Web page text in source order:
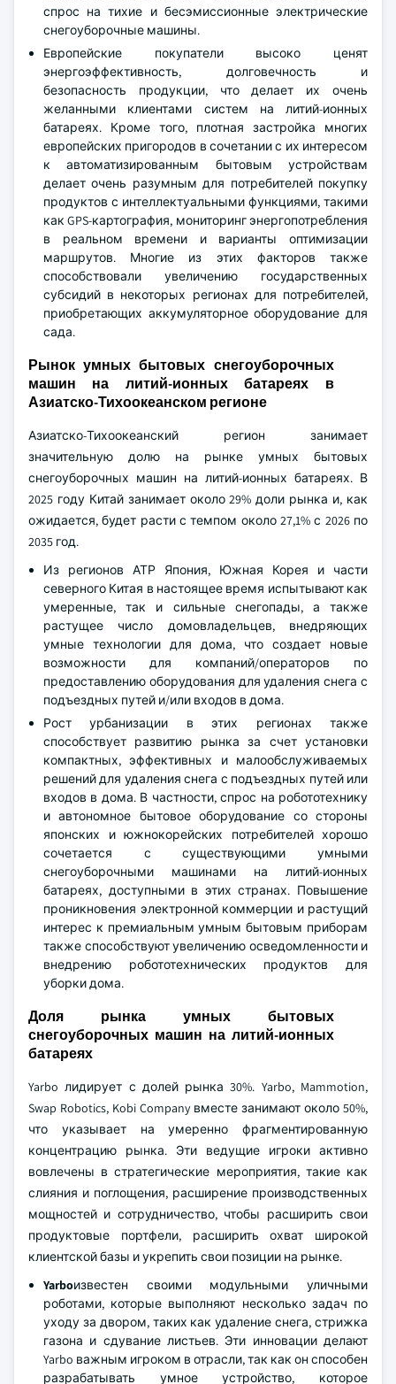
спрос на тихие и бесэмиссионные электрические
снегоуборочные машины.
Европейские покупатели высоко ценят
энергоэффективность, долговечность и
безопасность продукции, что делает их очень
желанными клиентами систем на литий-ионных
батареях. Кроме того, плотная застройка многих
европейских пригородов в сочетании с их интересом
к автоматизированным бытовым устройствам
делает очень разумным для потребителей покупку
продуктов с интеллектуальными функциями, такими
как GPS-картография, мониторинг энергопотребления
в реальном времени и варианты оптимизации
маршрутов. Многие из этих факторов также
способствовали увеличению государственных
субсидий в некоторых регионах для потребителей,
приобретающих аккумуляторное оборудование для
сада.
Рынок умных бытовых снегоуборочных
машин на литий-ионных батареях в
Азиатско-Тихоокеанском регионе
Азиатско-Тихоокеанский регион занимает
значительную долю на рынке умных бытовых
снегоуборочных машин на литий-ионных батареях. В
2025 году Китай занимает около 29% доли рынка и, как
ожидается, будет расти с темпом около 27,1% с 2026 по
2035 год.
Из регионов АТР Япония, Южная Корея и части
северного Китая в настоящее время испытывают как
умеренные, так и сильные снегопады, а также
растущее число домовладельцев, внедряющих
умные технологии для дома, что создает новые
возможности для компаний/операторов по
предоставлению оборудования для удаления снега с
подъездных путей и/или входов в дома.
Рост урбанизации в этих регионах также
способствует развитию рынка за счет установки
компактных, эффективных и малообслуживаемых
решений для удаления снега с подъездных путей или
входов в дома. В частности, спрос на робототехнику
и автономное бытовое оборудование со стороны
японских и южнокорейских потребителей хорошо
сочетается с существующими умными
снегоуборочными машинами на литий-ионных
батареях, доступными в этих странах. Повышение
проникновения электронной коммерции и растущий
интерес к премиальным умным бытовым приборам
также способствуют увеличению осведомленности и
внедрению робототехнических продуктов для
уборки дома.
Доля рынка умных бытовых
снегоуборочных машин на литий-ионных
батареях
Yarbo лидирует с долей рынка 30%. Yarbo, Mammotion,
Swap Robotics, Kobi Company вместе занимают около 50%,
что указывает на умеренно фрагментированную
концентрацию рынка. Эти ведущие игроки активно
вовлечены в стратегические мероприятия, такие как
слияния и поглощения, расширение производственных
мощностей и сотрудничество, чтобы расширить свои
продуктовые портфели, расширить охват широкой
клиентской базы и укрепить свои позиции на рынке.
Yarboизвестен своими модульными уличными
роботами, которые выполняют несколько задач по
уходу за двором, таких как удаление снега, стрижка
газона и сдувание листьев. Эти инновации делают
Yarbo важным игроком в отрасли, так как он способен
разрабатывать умное устройство, которое